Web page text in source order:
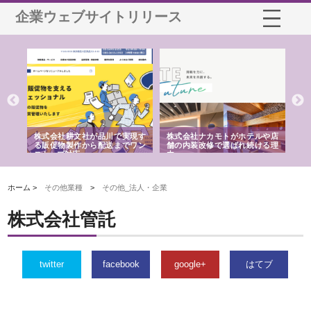
企業ウェブサイトリリース
株式会社耕文社が品川で実現す
る販促物製作から配送までワン
ストップ対応
株式会社ナカモトがホテルや店
舗の内装改修で選ばれ続ける理
由
ホーム > その他業種 > その他_法人・企業
株式会社管託
twitter facebook google+ はてブ